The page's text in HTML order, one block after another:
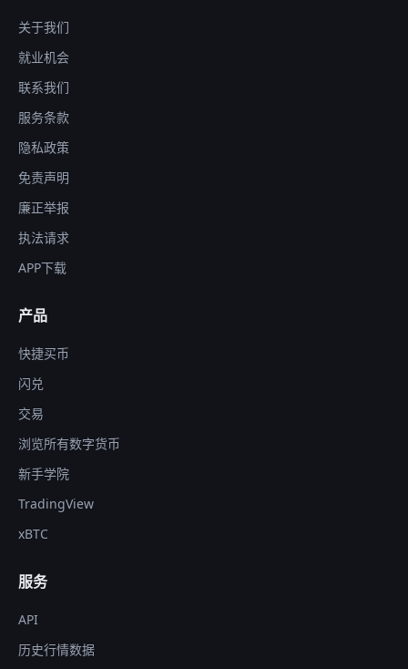
关于我们
就业机会
联系我们
服务条款
隐私政策
免责声明
廉正举报
执法请求
APP下载
产品
快捷买币
闪兑
交易
浏览所有数字货币
新手学院
TradingView
xBTC
服务
API
历史行情数据